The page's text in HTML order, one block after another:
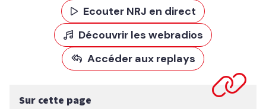
Ecouter NRJ en direct
Découvrir les webradios
Accéder aux replays
Sur cette page